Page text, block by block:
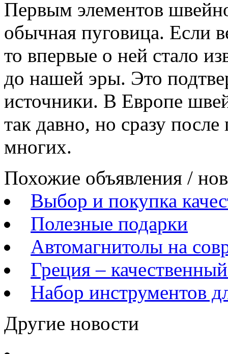
Первым элементов
обычная пуговица. Если
то впервые о ней стало
до нашей эры. Это
источники. В Европе
так давно, но сразу
многих.
Похожие объявления /
Выбор и покупка
Полезные подарки
Автомагнитолы на
Греция –
Набор инструментов
Другие новости